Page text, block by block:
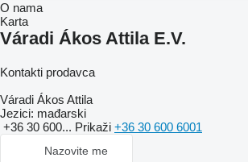
O nama
Karta
Váradi Ákos Attila E.V.
Kontakti prodavca
Váradi Ákos Attila
Jezici: mađarski
+36 30 600... Prikaži +36 30 600 6001
Nazovite me